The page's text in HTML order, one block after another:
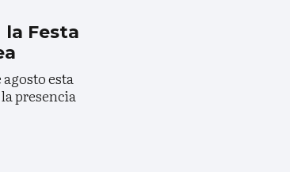
la Festa
agosto esta
presencia